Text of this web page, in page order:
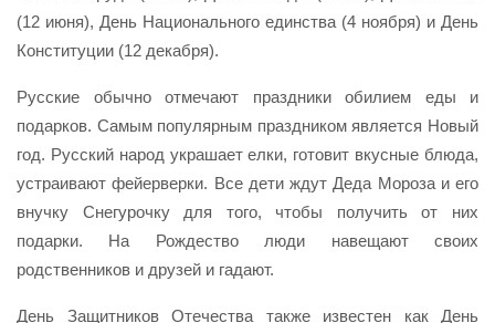
(12 июня), День Национального единства (4 ноября) и День
Конституции (12 декабря).
Русские обычно отмечают праздники обилием еды и
подарков. Самым популярным праздником является Новый
год. Русский народ украшает елки, готовит вкусные блюда,
устраивают фейерверки. Все дети ждут Деда Мороза и его
внучку Снегурочку для того, чтобы получить от них
подарки. На Рождество люди навещают своих
родственников и друзей и гадают.
День Защитников Отечества также известен как День